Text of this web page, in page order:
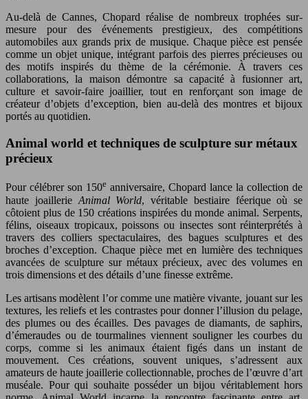
Au-delà de Cannes, Chopard réalise de nombreux trophées sur-
mesure pour des événements prestigieux, des compétitions
automobiles aux grands prix de musique. Chaque pièce est pensée
comme un objet unique, intégrant parfois des pierres précieuses ou
des motifs inspirés du thème de la cérémonie. À travers ces
collaborations, la maison démontre sa capacité à fusionner art,
culture et savoir-faire joaillier, tout en renforçant son image de
créateur d’objets d’exception, bien au-delà des montres et bijoux
portés au quotidien.
Animal world et techniques de sculpture sur métaux
précieux
Pour célébrer son 150e anniversaire, Chopard lance la collection de
haute joaillerie Animal World, véritable bestiaire féerique où se
côtoient plus de 150 créations inspirées du monde animal. Serpents,
félins, oiseaux tropicaux, poissons ou insectes sont réinterprétés à
travers des colliers spectaculaires, des bagues sculptures et des
broches d’exception. Chaque pièce met en lumière des techniques
avancées de sculpture sur métaux précieux, avec des volumes en
trois dimensions et des détails d’une finesse extrême.
Les artisans modèlent l’or comme une matière vivante, jouant sur les
textures, les reliefs et les contrastes pour donner l’illusion du pelage,
des plumes ou des écailles. Des pavages de diamants, de saphirs,
d’émeraudes ou de tourmalines viennent souligner les courbes du
corps, comme si les animaux étaient figés dans un instant de
mouvement. Ces créations, souvent uniques, s’adressent aux
amateurs de haute joaillerie collectionnable, proches de l’œuvre d’art
muséale. Pour qui souhaite posséder un bijou véritablement hors